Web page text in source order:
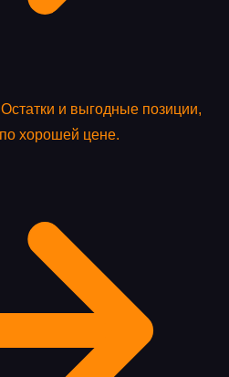
Остатки и выгодные позиции,
хорошей цене.